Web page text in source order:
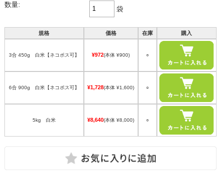
数量:
袋
規格 価格 在庫 購入
3合 450g 白米【ネコポス可】 ¥972(本体 ¥900) ○
6合 900g 白米【ネコポス可】 ¥1,728(本体 ¥1,600) ○
5kg 白米 ¥8,640(本体 ¥8,000) ○